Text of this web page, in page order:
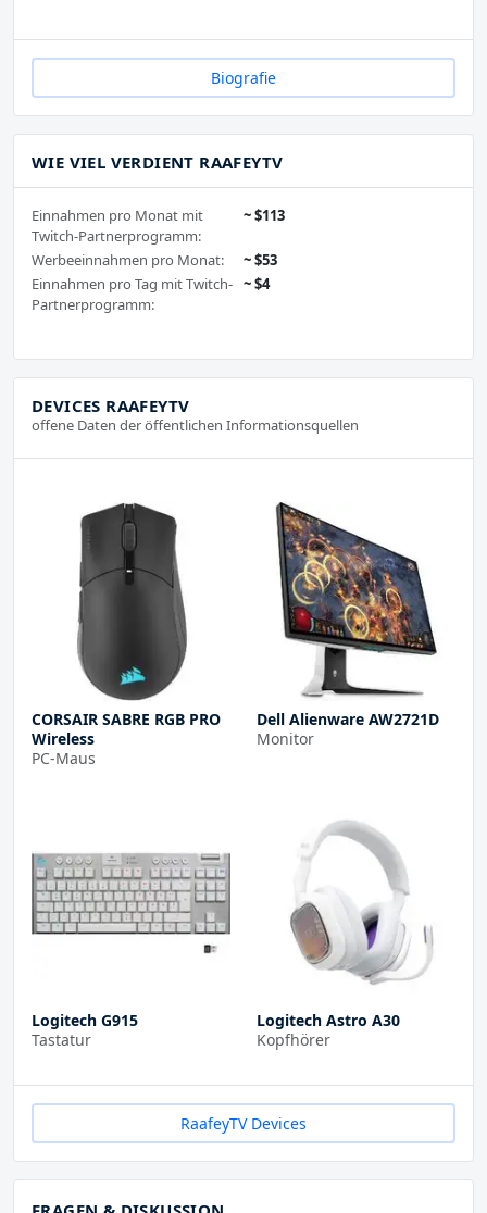
Biografie
WIE VIEL VERDIENT RAAFEYTV
Einnahmen pro Monat mit
Twitch-Partnerprogramm:
~ $113
Werbeeinnahmen pro Monat:
~ $53
Einnahmen pro Tag mit Twitch-
Partnerprogramm:
~ $4
DEVICES RAAFEYTV
offene Daten der öffentlichen Informationsquellen
CORSAIR SABRE RGB PRO
Wireless
PC-Maus
Dell Alienware AW2721D
Monitor
Logitech G915
Tastatur
Logitech Astro A30
Kopfhörer
RaafeyTV Devices